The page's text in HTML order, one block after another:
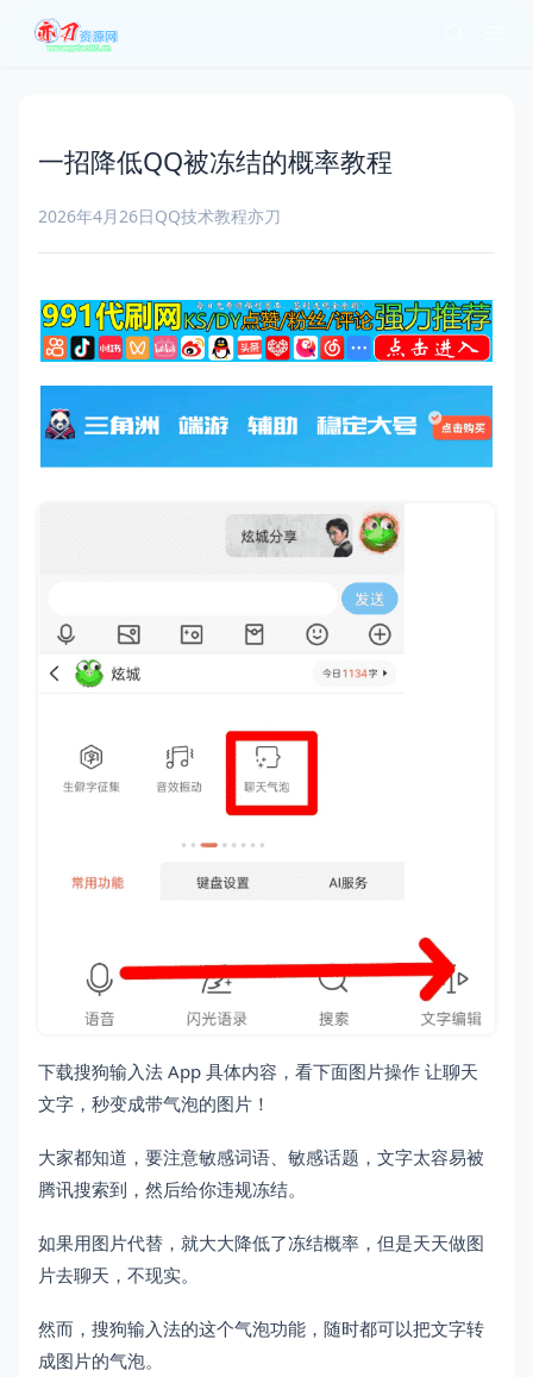
一招降低QQ被冻结的概率教程
2026年4月26日QQ技术教程亦刀
下载搜狗输入法 App 具体内容，看下面图片操作 让聊天
文字，秒变成带气泡的图片！
大家都知道，要注意敏感词语、敏感话题，文字太容易被
腾讯搜索到，然后给你违规冻结。
如果用图片代替，就大大降低了冻结概率，但是天天做图
片去聊天，不现实。
然而，搜狗输入法的这个气泡功能，随时都可以把文字转
成图片的气泡。